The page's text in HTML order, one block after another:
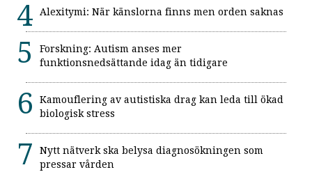
Alexitymi: När känslorna finns men orden saknas
Forskning: Autism anses mer
funktionsnedsättande idag än tidigare
Kamouflering av autistiska drag kan leda till ökad
biologisk stress
Nytt nätverk ska belysa diagnosökningen som
pressar vården